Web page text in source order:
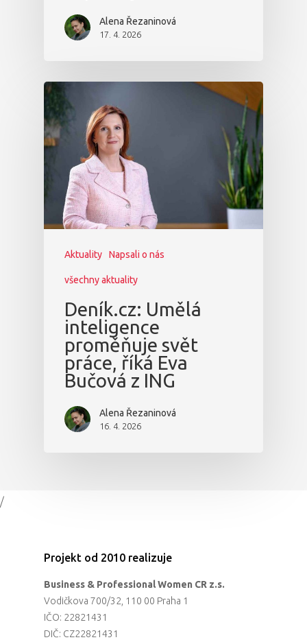
Alena Řezaninová
17. 4. 2026
Aktuality Napsali o nás
všechny aktuality
Deník.cz: Umělá
inteligence
proměňuje svět
práce, říká Eva
Bučová z ING
Alena Řezaninová
16. 4. 2026
/
Projekt od 2010 realizuje
Business & Professional Women CR z.s.
Vodičkova 700/32, 110 00 Praha 1
IČO: 22821431
DIČ: CZ22821431